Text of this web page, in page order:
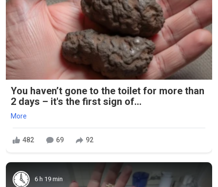
You haven’t gone to the toilet for more than
2 days – it's the first sign of...
More
482 69 92
6 h 19 min